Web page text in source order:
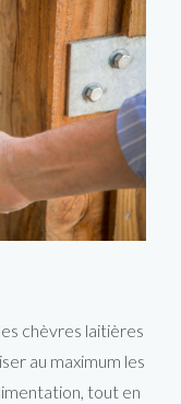
chèvres laitières
au maximum les
tout en